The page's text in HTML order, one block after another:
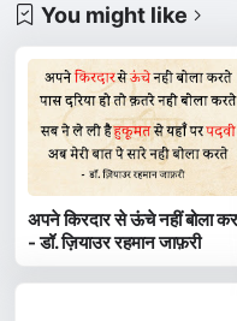
You might like
अपने किरदार से ऊंचे नहीं बोला
- डॉ. ज़ियाउर रहमान जाफ़री